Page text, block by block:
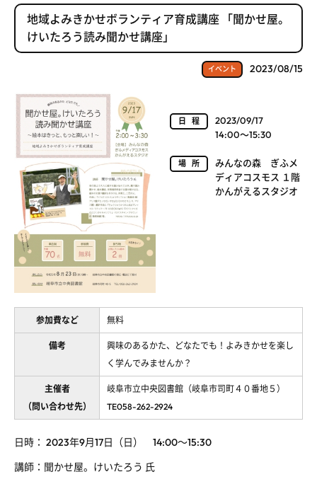
地域よみきかせボランティア育成講座 「聞かせ屋。
けいたろう読み聞かせ講座」
イベント 2023/08/15
日程
2023/09/17
14:00～15:30
場所
みんなの森 ぎふメ
ディアコスモス １階
かんがえるスタジオ
参加費など 無料
備考
興味のあるかた、どなたでも！よみきかせを楽し
く学んでみませんか？
主催者
（問い合わせ先）
岐阜市立中央図書館（岐阜市司町４０番地５）
TE058-262-2924
日時： 2023年9月17日（日） 14:00～15:30
講師：聞かせ屋。けいたろう 氏